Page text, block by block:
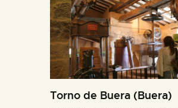
Torno de Buera (Buera)